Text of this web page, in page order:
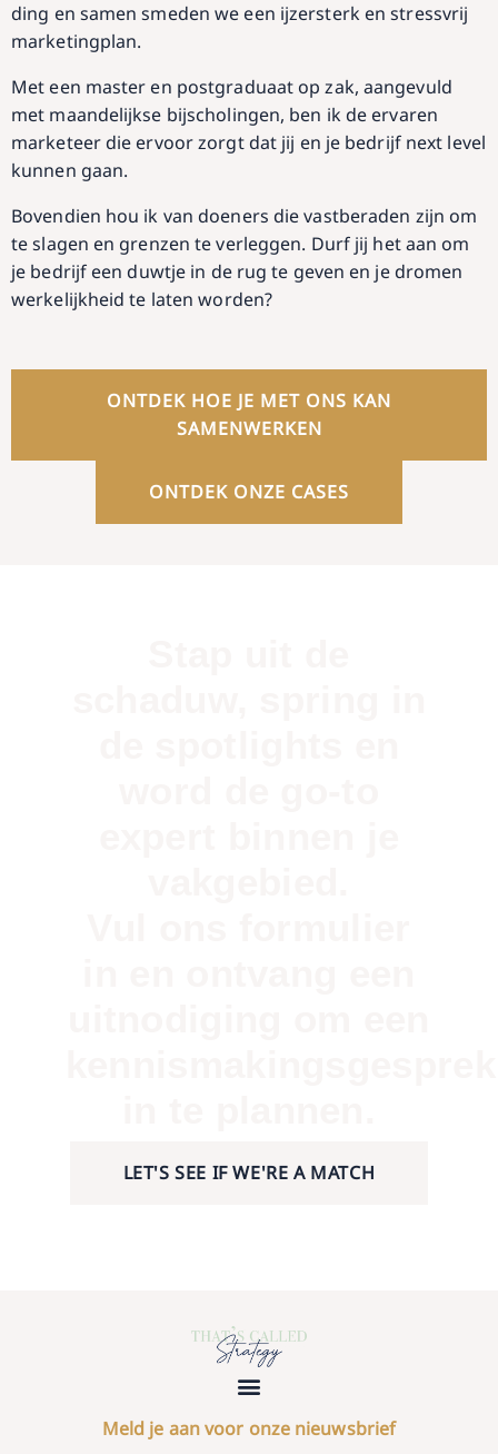
ding en samen smeden we een ijzersterk en stressvrij
marketingplan.
Met een master en postgraduaat op zak, aangevuld
met maandelijkse bijscholingen, ben ik de ervaren
marketeer die ervoor zorgt dat jij en je bedrijf next level
kunnen gaan.
Bovendien hou ik van doeners die vastberaden zijn om
te slagen en grenzen te verleggen. Durf jij het aan om
je bedrijf een duwtje in de rug te geven en je dromen
werkelijkheid te laten worden?
ONTDEK HOE JE MET ONS KAN
SAMENWERKEN
ONTDEK ONZE CASES
LET'S SEE IF WE'RE A MATCH
Meld je aan voor onze nieuwsbrief